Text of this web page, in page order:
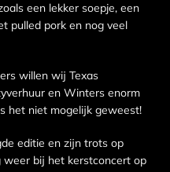
een lekker soepje, een
pulled pork en nog veel
willen wij Texas
en Winters enorm
het niet mogelijk geweest!
editie en zijn trots op
weer bij het kerstconcert op